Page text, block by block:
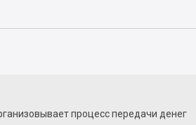
процесс передачи денег